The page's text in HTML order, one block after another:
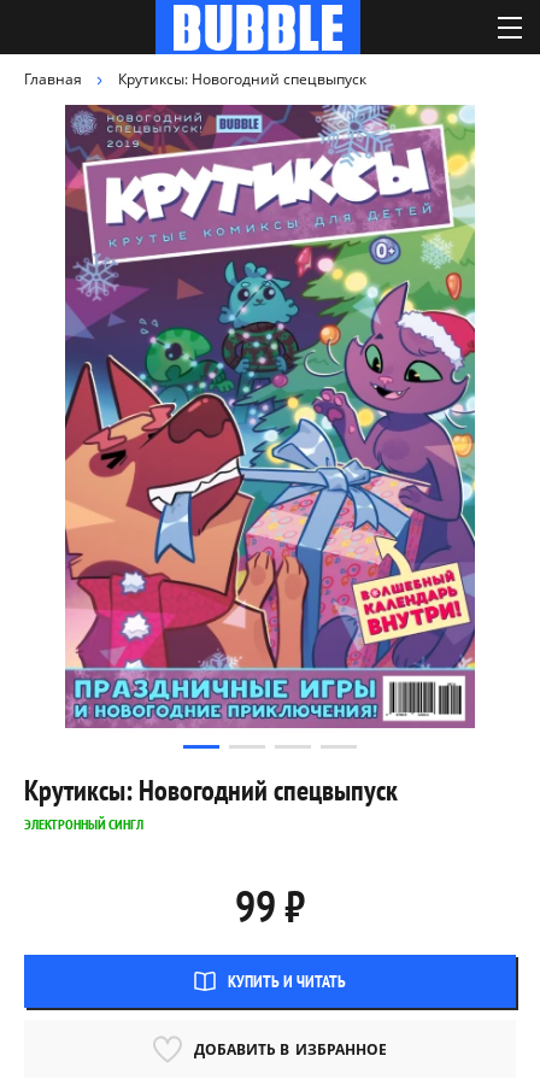
Главная Крутиксы: Новогодний спецвыпуск
Крутиксы: Новогодний спецвыпуск
ЭЛЕКТРОННЫЙ СИНГЛ
99 ₽
КУПИТЬ И ЧИТАТЬ
ДОБАВИТЬ В ИЗБРАННОЕ